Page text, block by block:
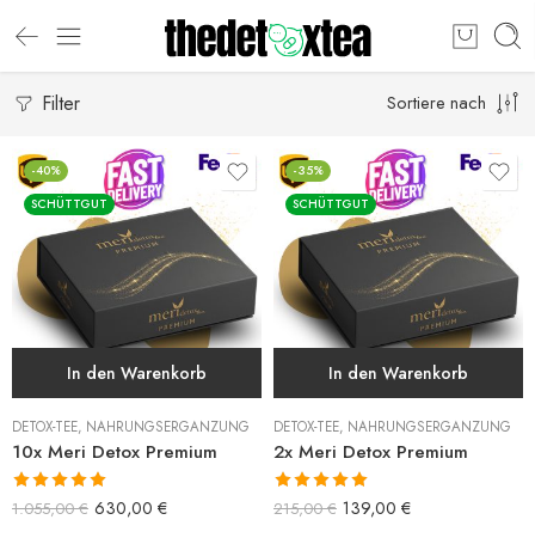
Filter Sortiere nach
-40%
SCHÜTTGUT
In den Warenkorb
DETOX-TEE, NAHRUNGSERGÄNZUNG
10x Meri Detox Premium
Bewertet mit
1.055,00€ 630,00 €
-35%
SCHÜTTGUT
In den Warenkorb
DETOX-TEE, NAHRUNGSERGÄNZUNG
2x Meri Detox Premium
Bewertet mit
215,00€ 139,00 €